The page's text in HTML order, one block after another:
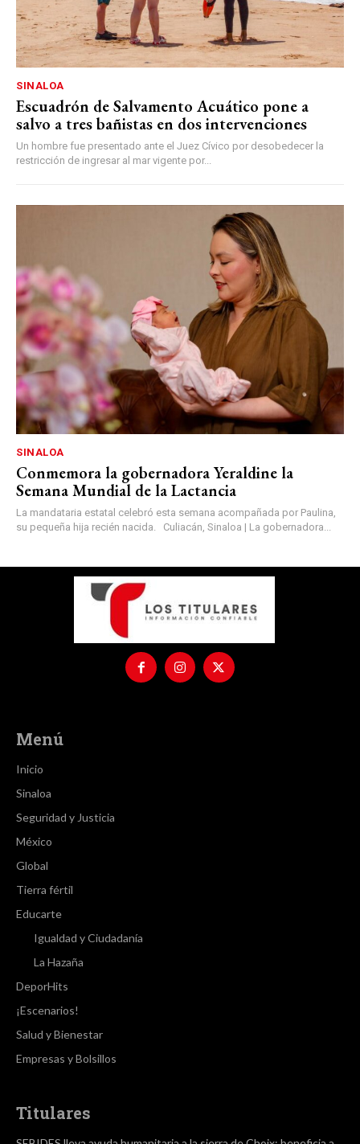
SINALOA
Escuadrón de Salvamento Acuático pone a
salvo a tres bañistas en dos intervenciones
Un hombre fue presentado ante el Juez Cívico por desobedecer la
restricción de ingresar al mar vigente por...
SINALOA
Conmemora la gobernadora Yeraldine la
Semana Mundial de la Lactancia
La mandataria estatal celebró esta semana acompañada por Paulina,
su pequeña hija recién nacida. Culiacán, Sinaloa | La gobernadora...
Menú
Inicio
Sinaloa
Seguridad y Justicia
México
Global
Tierra fértil
Educarte
Igualdad y Ciudadanía
La Hazaña
DeporHits
¡Escenarios!
Salud y Bienestar
Empresas y Bolsillos
Titulares